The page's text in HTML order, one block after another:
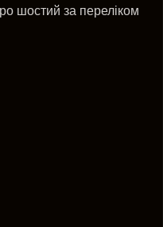
шостий за переліком